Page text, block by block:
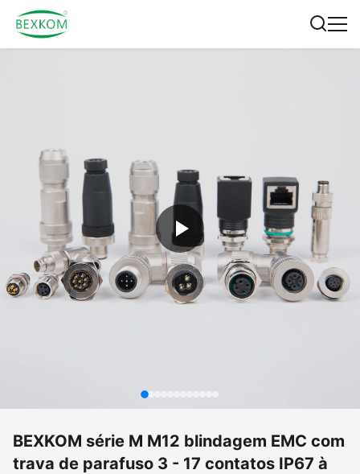
BEXKOM série M M12 blindagem EMC com
trava de parafuso 3 - 17 contatos IP67 à